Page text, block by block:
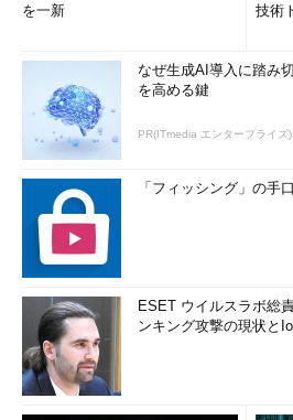
を一新
技術
なぜ生成AI導入に踏み
を高める鍵
PR(ITmedia エンタープライズ)
「フィッシング」の手
ESET ウイルスラボ総
ンキング攻撃の現状と